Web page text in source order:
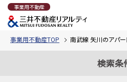
事業用不動産
事業用不動産TOP 南武線 矢川のアパ
検索条